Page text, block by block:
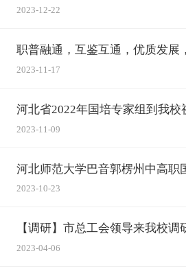
2023-12-22
2023-11-17
河北省2022年国培专家组到我校
2023-11-09
2023-10-23
【调研】市总工会领导来我校调
2023-04-06